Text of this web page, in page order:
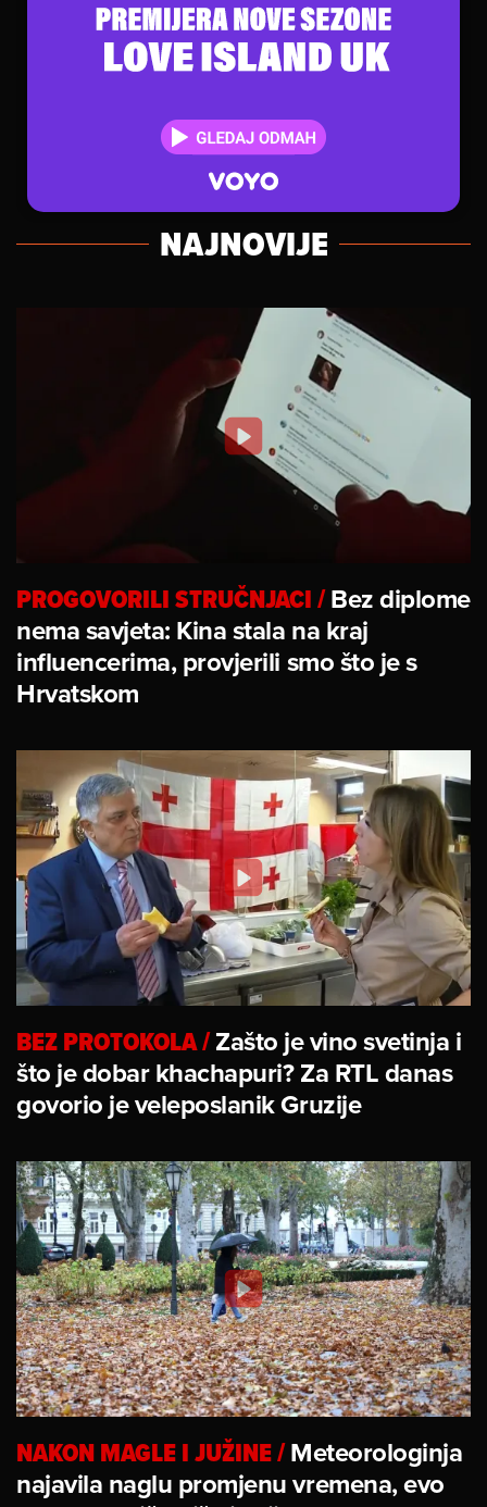
NAJNOVIJE
PROGOVORILI STRUČNJACI/Bez diplome
nema savjeta: Kina stala na kraj
influencerima, provjerili smo što je s
Hrvatskom
BEZ PROTOKOLA/Zašto je vino svetinja i
što je dobar khachapuri? Za RTL danas
govorio je veleposlanik Gruzije
NAKON MAGLE I JUŽINE/Meteorologinja
najavila naglu promjenu vremena, evo